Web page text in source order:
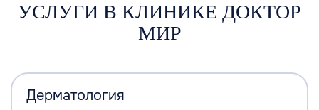
УСЛУГИ В КЛИНИКЕ ДОКТОР
МИР
Дерматология